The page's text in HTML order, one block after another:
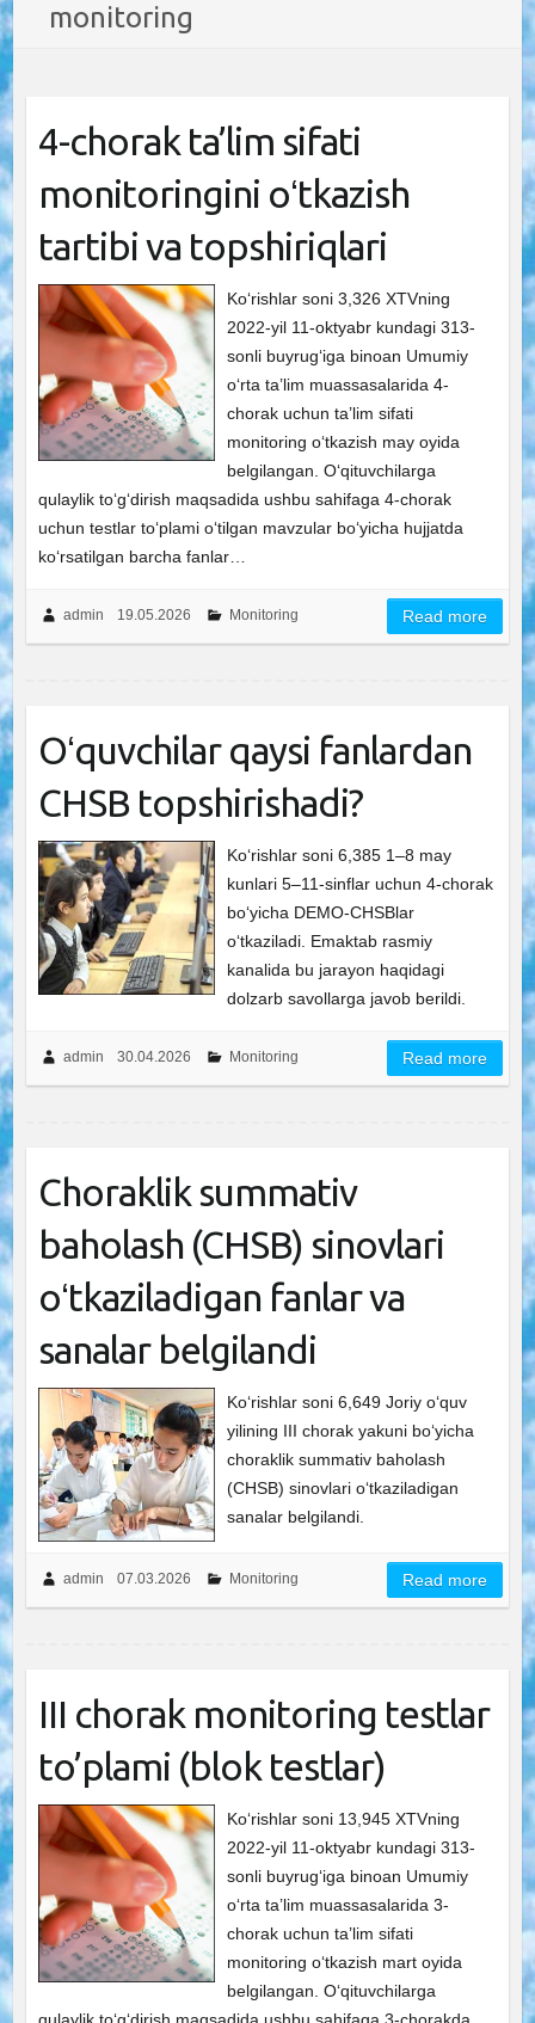
monitoring
4-chorak ta’lim sifati
monitoringini oʻtkazish
tartibi va topshiriqlari
Ko‘rishlar soni 3,326 XTVning
2022-yil 11-oktyabr kundagi 313-
sonli buyrugʻiga binoan Umumiy
oʻrta ta’lim muassasalarida 4-
chorak uchun ta’lim sifati
monitoring oʻtkazish may oyida
belgilangan. Oʻqituvchilarga
qulaylik toʻgʻdirish maqsadida ushbu sahifaga 4-chorak
uchun testlar toʻplami oʻtilgan mavzular boʻyicha hujjatda
koʻrsatilgan barcha fanlar…
admin 19.05.2026 Monitoring Read more
Oʻquvchilar qaysi fanlardan
CHSB topshirishadi?
Ko‘rishlar soni 6,385 1–8 may
kunlari 5–11-sinflar uchun 4-chorak
bo‘yicha DEMO-CHSBlar
o‘tkaziladi. Emaktab rasmiy
kanalida bu jarayon haqidagi
dolzarb savollarga javob berildi.
admin 30.04.2026 Monitoring Read more
Choraklik summativ
baholash (CHSB) sinovlari
oʻtkaziladigan fanlar va
sanalar belgilandi
Ko‘rishlar soni 6,649 Joriy oʻquv
yilining III chorak yakuni boʻyicha
choraklik summativ baholash
(CHSB) sinovlari oʻtkaziladigan
sanalar belgilandi.
admin 07.03.2026 Monitoring Read more
III chorak monitoring testlar
to’plami (blok testlar)
Ko‘rishlar soni 13,945 XTVning
2022-yil 11-oktyabr kundagi 313-
sonli buyrugʻiga binoan Umumiy
oʻrta ta’lim muassasalarida 3-
chorak uchun ta’lim sifati
monitoring oʻtkazish mart oyida
belgilangan. Oʻqituvchilarga